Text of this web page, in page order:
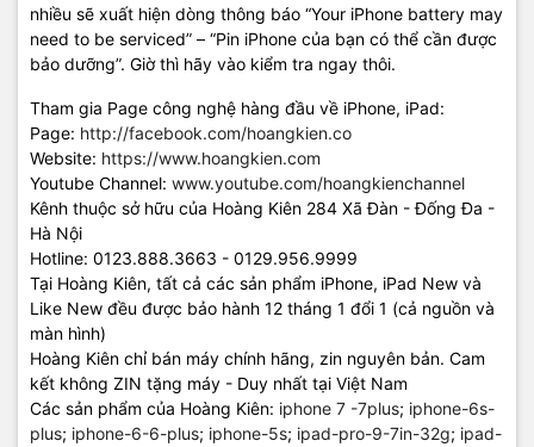
nhiều sẽ xuất hiện dòng thông báo “Your iPhone battery may
need to be serviced” – “Pin iPhone của bạn có thể cần được
bảo dưỡng”. Giờ thì hãy vào kiểm tra ngay thôi.
Tham gia Page công nghệ hàng đầu về iPhone, iPad:
Page: http://facebook.com/hoangkien.co
Website: https://www.hoangkien.com
Youtube Channel: www.youtube.com/hoangkienchannel
Kênh thuộc sở hữu của Hoàng Kiên 284 Xã Đàn - Đống Đa -
Hà Nội
Hotline: 0123.888.3663 - 0129.956.9999
Tại Hoàng Kiên, tất cả các sản phẩm iPhone, iPad New và
Like New đều được bảo hành 12 tháng 1 đổi 1 (cả nguồn và
màn hình)
Hoàng Kiên chỉ bán máy chính hãng, zin nguyên bản. Cam
kết không ZIN tặng máy - Duy nhất tại Việt Nam
Các sản phẩm của Hoàng Kiên: iphone 7 -7plus; iphone-6s-
plus; iphone-6-6-plus; iphone-5s; ipad-pro-9-7in-32g; ipad-